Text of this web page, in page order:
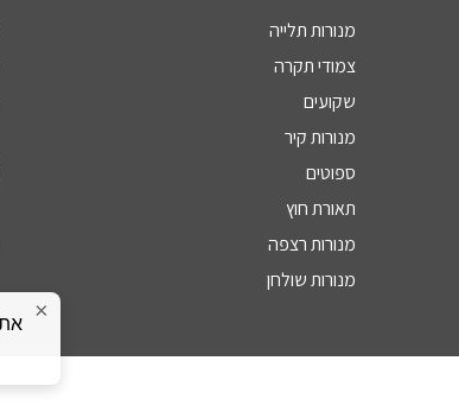
מנורות תלייה
צמודי תקרה
שקועים
מנורות קיר
ספוטים
תאורת חוץ
מנורות רצפה
מנורות שולחן
×